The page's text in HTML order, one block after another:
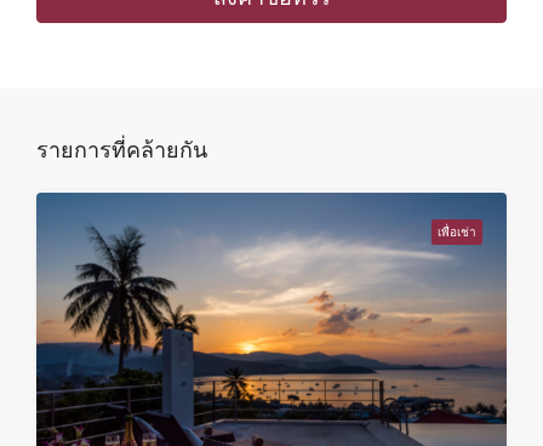
ส.ค.
จันทร์
17
ส.ค.
อังคาร
รายการที่คล้ายกัน
เพื่อเช่า